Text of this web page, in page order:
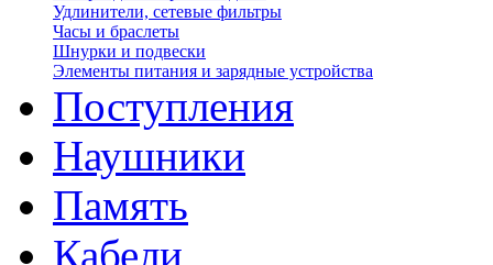
Удлинители, сетевые фильтры
Часы и браслеты
Шнурки и подвески
Элементы питания и зарядные устройства
Поступления
Наушники
Память
Кабели